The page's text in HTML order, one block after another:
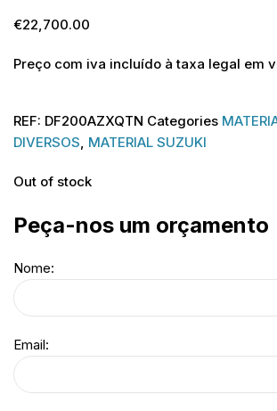
€22,700.00
Preço com iva incluído à taxa legal em
REF: DF200AZXQTN Categories
DIVERSOS, MATERIAL SUZUKI
Out of stock
Peça-nos um orçamento
Nome:
Email: